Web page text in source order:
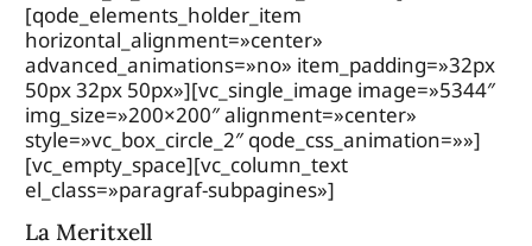
[qode_elements_holder_item
horizontal_alignment=»center»
advanced_animations=»no» item_padding=»32px
50px 32px 50px»][vc_single_image image=»5344″
img_size=»200×200″ alignment=»center»
style=»vc_box_circle_2″ qode_css_animation=»»]
[vc_empty_space][vc_column_text
el_class=»paragraf-subpagines»]
La Meritxell